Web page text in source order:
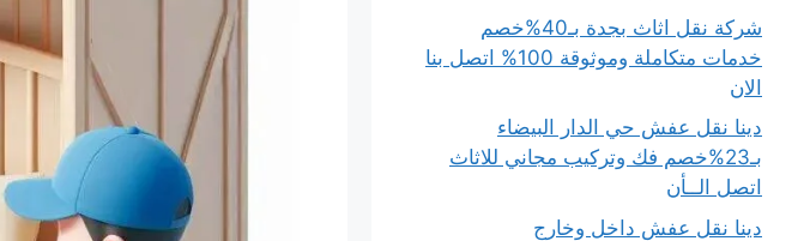
شركة نقل اثاث بجدة بـ40%خصم
خدمات متكاملة وموثوقة 100% اتصل بنا
الان
دينا نقل عفش حي الدار البيضاء
بـ23%خصم فك وتركيب مجاني للاثاث
اتصل الــأن
دينا نقل عفش داخل وخارج